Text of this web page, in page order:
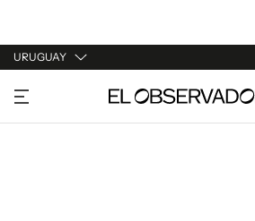
URUGUAY
URUGUAY
ARGENTINA